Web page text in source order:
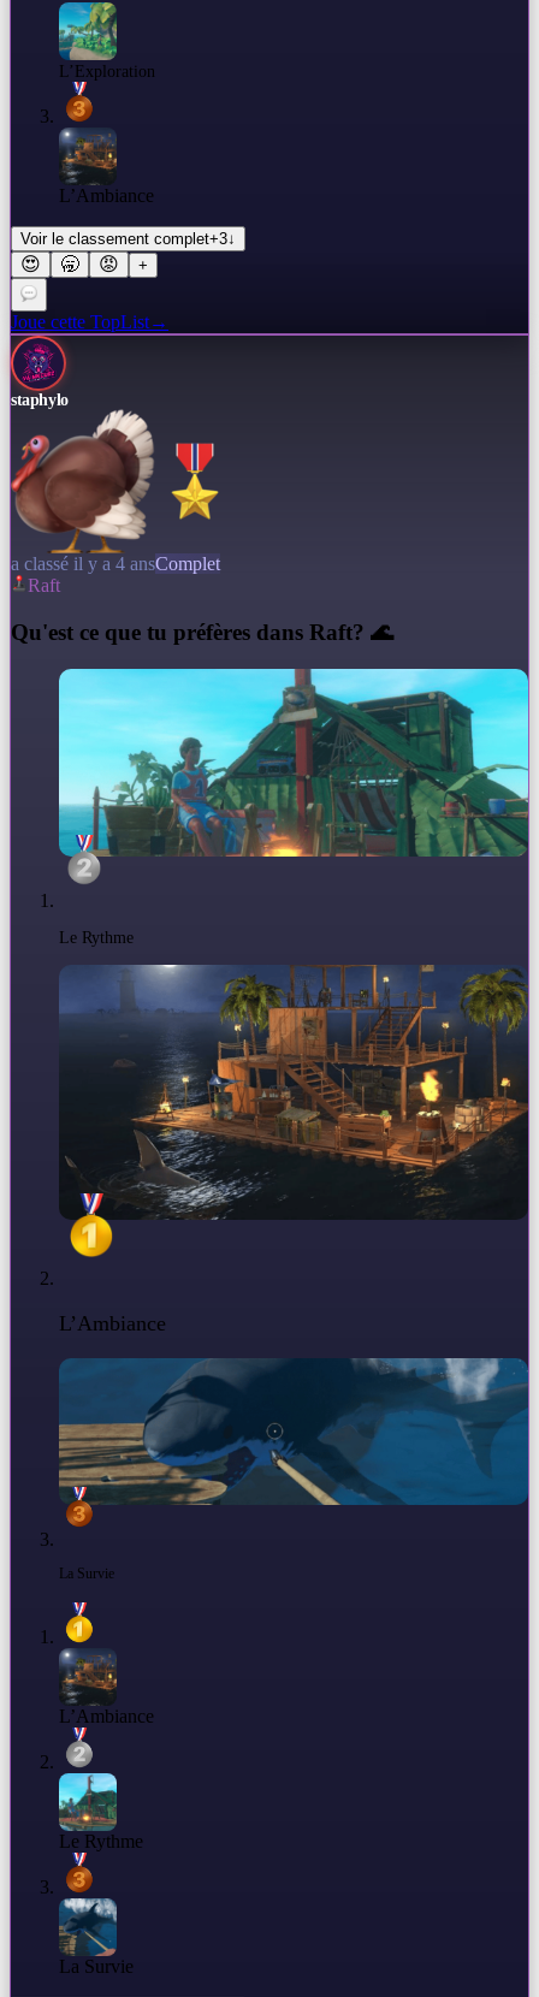
L’Exploration
L’Ambiance
Voir le classement complet+3↓
😍 🥱 😡 +
Joue cette TopList→
staphylo
a classé il y a 4 ansComplet
Raft
Qu'est ce que tu préfères dans Raft? 🌊
Le Rythme
L’Ambiance
La Survie
L’Ambiance
Le Rythme
La Survie